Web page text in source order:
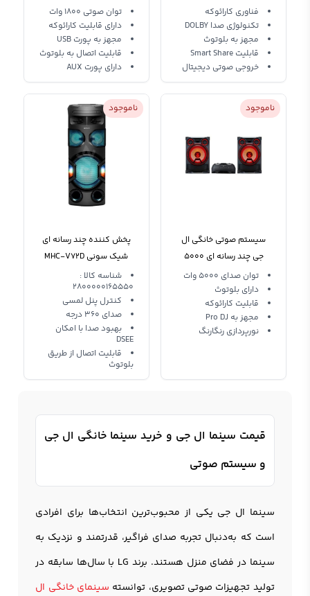
دار LG XBOOM RN7 Bass
Blast
فناوری کارائوکه
تکنولوژی صدا DOLBY
مجهز به بلوتوث
قابلیت Smart Share
خروجی صوتی دیجیتال
XBOOM
توان صوتی 1800 وات
دارای قابلیت کارائوکه
مجهز به پورت USB
قابلیت اتصال به بلوتوث
دارای پورت AUX
ناموجود
سیستم صوتی خانگی ال
جی چند رسانه ای 5000
وات LG CK99
توان صدای 5000 وات
دارای بلوتوث
قابلیت کارائوکه
مجهز به Pro DJ
نورپردازی رنگارنگ
ناموجود
پخش کننده چند رسانه ای
شیک سونی MHC-V72D
SONY
شناسه کالا :
2800000165550
کنترل پنل لمسی
صدای 360 درجه
بهبود صدا با امکان
DSEE
قابلیت اتصال از طریق
بلوتوث
قیمت سینما ال جی و خرید سینما خانگی ال جی
و سیستم صوتی
سینما ال جی یکی از محبوب‌ترین انتخاب‌ها برای افرادی
است که به‌دنبال تجربه صدای فراگیر، قدرتمند و نزدیک به
سینما در فضای منزل هستند. برند LG با سال‌ها سابقه در
تولید تجهیزات صوتی تصویری، توانسته سینمای خانگی ال